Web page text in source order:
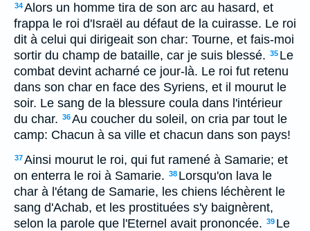
34Alors un homme tira de son arc au hasard, et
frappa le roi d'Israël au défaut de la cuirasse. Le roi
dit à celui qui dirigeait son char: Tourne, et fais-moi
sortir du champ de bataille, car je suis blessé. 35 Le
combat devint acharné ce jour-là. Le roi fut retenu
dans son char en face des Syriens, et il mourut le
soir. Le sang de la blessure coula dans l'intérieur
du char. 36Au coucher du soleil, on cria par tout le
camp: Chacun à sa ville et chacun dans son pays!
37Ainsi mourut le roi, qui fut ramené à Samarie; et
on enterra le roi à Samarie. 38 Lorsqu'on lava le
char à l'étang de Samarie, les chiens léchèrent le
sang d'Achab, et les prostituées s'y baignèrent,
selon la parole que l'Eternel avait prononcée. 39 Le